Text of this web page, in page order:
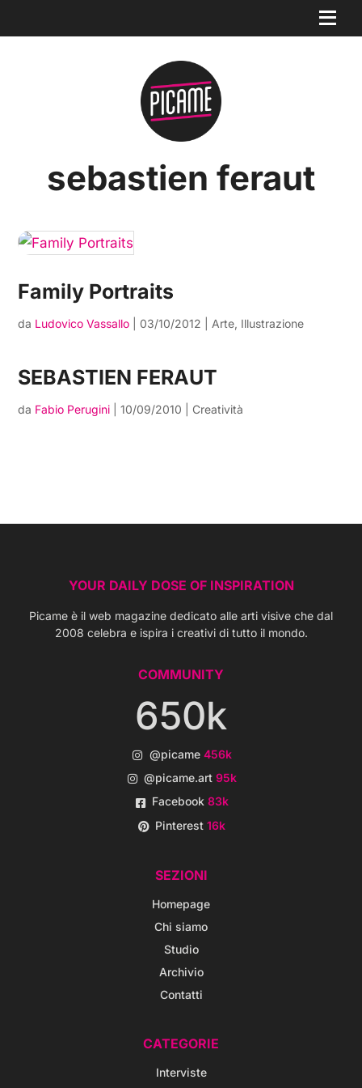
sebastien feraut
Family Portraits
da Ludovico Vassallo 03/10/2012 Arte, Illustrazione
SEBASTIEN FERAUT
da Fabio Perugini |10/09/2010 Creatività
YOUR DAILY DOSE OF INSPIRATION
Picame è il web magazine dedicato alle arti visive che dal
2008 celebra e ispira i creativi di tutto il mondo.
COMMUNITY
650k
@picame 456k
@picame.art95k
Facebook83k
Pinterest16k
SEZIONI
Homepage
Chi siamo
Studio
Archivio
Contatti
CATEGORIE
Interviste